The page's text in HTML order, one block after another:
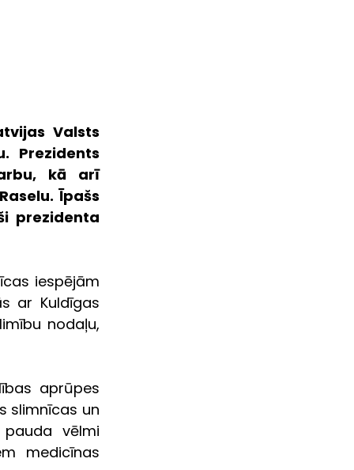
Valsts
Prezidents
kā arī
Īpašs
prezidenta
iespējām
ar Kuldīgas
nodaļu,
aprūpes
slimnīcas un
vēlmi
medicīnas